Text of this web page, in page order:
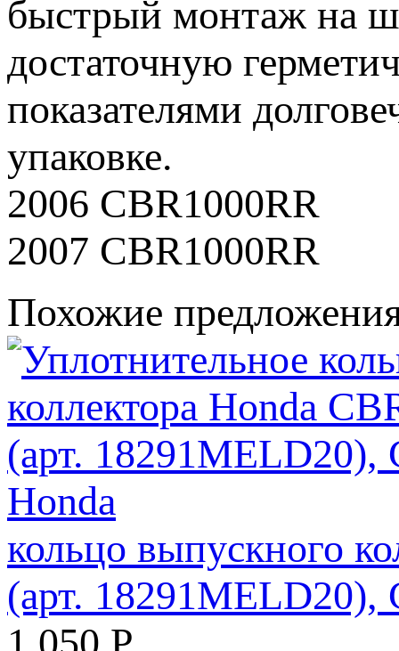
быстрый монтаж на
достаточную
показателями
упаковке.
2006 CBR1000RR
2007 CBR1000RR
Похожие
кольцо выпускного
(арт. 18291MELD20),